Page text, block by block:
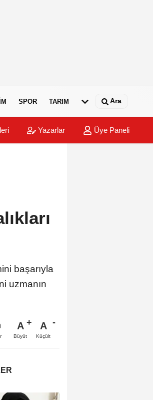
SPOR TARIM Ara
Yazarlar Üye Paneli
başarıyla
uzmanın
A
Büyüt
A
Küçült